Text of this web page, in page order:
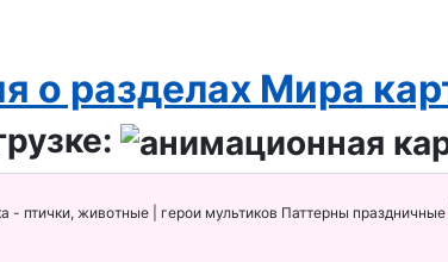
о разделах Мира
животные | герои мультиков Паттерны праздничные |